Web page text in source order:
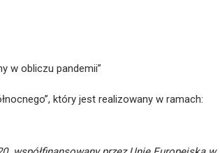
w obliczu pandemii”
który jest realizowany w ramach: